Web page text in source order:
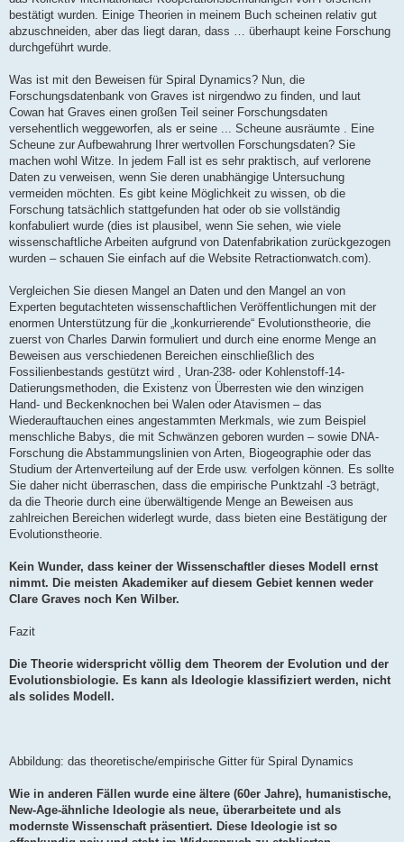
bestätigt wurden. Einige Theorien in meinem Buch scheinen relativ gut
abzuschneiden, aber das liegt daran, dass … überhaupt keine Forschung
durchgeführt wurde.
Was ist mit den Beweisen für Spiral Dynamics? Nun, die
Forschungsdatenbank von Graves ist nirgendwo zu finden, und laut
Cowan hat Graves einen großen Teil seiner Forschungsdaten
versehentlich weggeworfen, als er seine ... Scheune ausräumte . Eine
Scheune zur Aufbewahrung Ihrer wertvollen Forschungsdaten? Sie
machen wohl Witze. In jedem Fall ist es sehr praktisch, auf verlorene
Daten zu verweisen, wenn Sie deren unabhängige Untersuchung
vermeiden möchten. Es gibt keine Möglichkeit zu wissen, ob die
Forschung tatsächlich stattgefunden hat oder ob sie vollständig
konfabuliert wurde (dies ist plausibel, wenn Sie sehen, wie viele
wissenschaftliche Arbeiten aufgrund von Datenfabrikation zurückgezogen
wurden – schauen Sie einfach auf die Website Retractionwatch.com).
Vergleichen Sie diesen Mangel an Daten und den Mangel an von
Experten begutachteten wissenschaftlichen Veröffentlichungen mit der
enormen Unterstützung für die „konkurrierende“ Evolutionstheorie, die
zuerst von Charles Darwin formuliert und durch eine enorme Menge an
Beweisen aus verschiedenen Bereichen einschließlich des
Fossilienbestands gestützt wird , Uran-238- oder Kohlenstoff-14-
Datierungsmethoden, die Existenz von Überresten wie den winzigen
Hand- und Beckenknochen bei Walen oder Atavismen – das
Wiederauftauchen eines angestammten Merkmals, wie zum Beispiel
menschliche Babys, die mit Schwänzen geboren wurden – sowie DNA-
Forschung die Abstammungslinien von Arten, Biogeographie oder das
Studium der Artenverteilung auf der Erde usw. verfolgen können. Es sollte
Sie daher nicht überraschen, dass die empirische Punktzahl -3 beträgt,
da die Theorie durch eine überwältigende Menge an Beweisen aus
zahlreichen Bereichen widerlegt wurde, dass bieten eine Bestätigung der
Evolutionstheorie.
Kein Wunder, dass keiner der Wissenschaftler dieses Modell ernst
nimmt. Die meisten Akademiker auf diesem Gebiet kennen weder
Clare Graves noch Ken Wilber.
Fazit
Die Theorie widerspricht völlig dem Theorem der Evolution und der
Evolutionsbiologie. Es kann als Ideologie klassifiziert werden, nicht
als solides Modell.
Abbildung: das theoretische/empirische Gitter für Spiral Dynamics
Wie in anderen Fällen wurde eine ältere (60er Jahre), humanistische,
New-Age-ähnliche Ideologie als neue, überarbeitete und als
modernste Wissenschaft präsentiert. Diese Ideologie ist so